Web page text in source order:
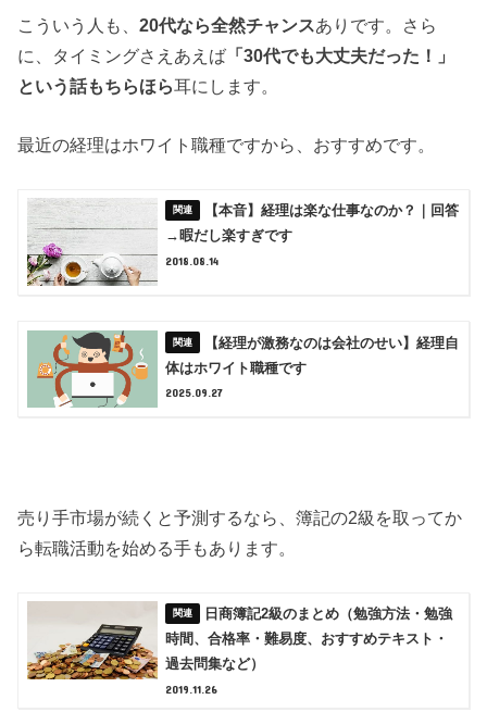
こういう人も、20代なら全然チャンスありです。さら
に、タイミングさえあえば 「30代でも大丈夫だった！」
という話もちらほら耳にします。
最近の経理はホワイト職種ですから、おすすめです。
【本音】経理は楽な仕事なのか？｜回答
→暇だし楽すぎです
2018.08.14
【経理が激務なのは会社のせい】経理自
体はホワイト職種です
2025.09.27
売り手市場が続くと予測するなら、簿記の2級を取ってか
ら転職活動を始める手もあります。
日商簿記2級のまとめ（勉強方法・勉強
時間、合格率・難易度、おすすめテキスト・
過去問集など）
2019.11.26